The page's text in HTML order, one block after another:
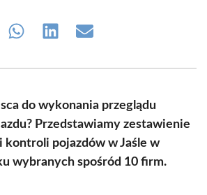
Share Share Share
do wykonania przeglądu
Przedstawiamy zestawienie
kontroli pojazdów w Jaśle w
wybranych spośród 10 firm.